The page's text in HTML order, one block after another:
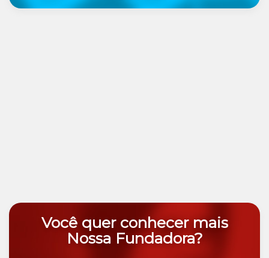
Você quer conhecer mais
Nossa Fundadora?